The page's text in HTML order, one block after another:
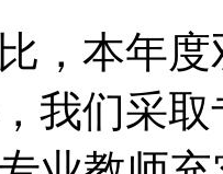
，本年
我们采